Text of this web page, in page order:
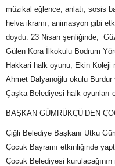
müzikal eğlence, anlatı, sosis
helva ikramı, animasyon gibi
doydu. 23 Nisan şenliğinde,
Gülen Kora İlkokulu Bodrum
Hakkari halk oyunu, Ekin Koleji
Ahmet Dalyanoğlu okulu
Çaşka Belediyesi halk oyunları
BAŞKAN GÜMRÜKÇÜ’DEN
Çiğli Belediye Başkanı Utku
Çocuk Bayramı etkinliğinde
Çocuk Belediyesi